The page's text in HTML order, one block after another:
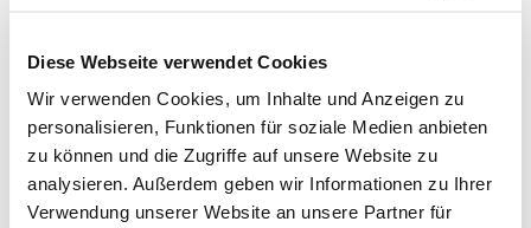
Diese Webseite verwendet Cookies
Wir verwenden Cookies, um Inhalte und Anzeigen zu
personalisieren, Funktionen für soziale Medien anbieten
zu können und die Zugriffe auf unsere Website zu
analysieren. Außerdem geben wir Informationen zu Ihrer
Verwendung unserer Website an unsere Partner für